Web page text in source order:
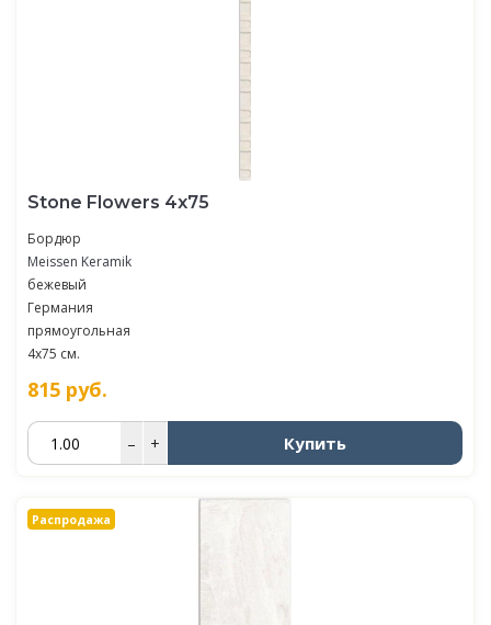
Stone Flowers 4х75
Бордюр
Meissen Keramik
бежевый
Германия
прямоугольная
4x75 см.
815 руб.
– + Купить
Распродажа